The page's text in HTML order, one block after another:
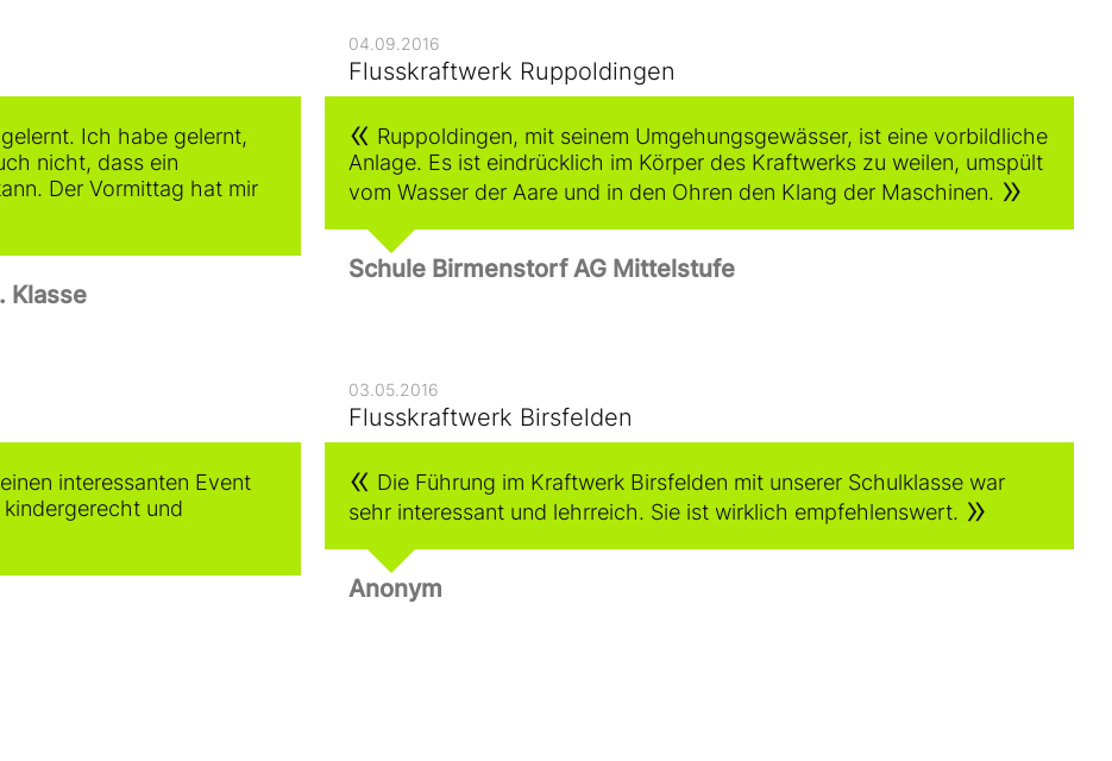
Ich habe gelernt,
nicht, dass ein
Der Vormittag hat mir
Klasse
04.09.2016
Flusskraftwerk Ruppoldingen
Ruppoldingen, mit seinem Umgehungsgewässer, ist eine vorbildliche
Anlage. Es ist eindrücklich im Körper des Kraftwerks zu weilen, umspült
vom Wasser der Aare und in den Ohren den Klang der Maschinen.
Schule Birmenstorf AG Mittelstufe
interessanten Event
und
03.05.2016
Flusskraftwerk Birsfelden
Die Führung im Kraftwerk Birsfelden mit unserer Schulklasse war
sehr interessant und lehrreich. Sie ist wirklich empfehlenswert.
Anonym